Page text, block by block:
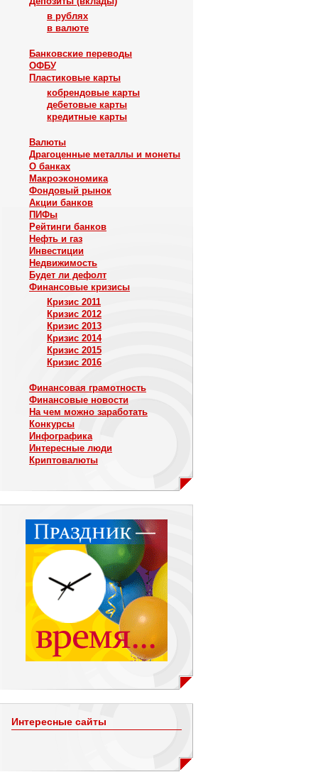
в рублях
в валюте
Банковские переводы
ОФБУ
Пластиковые карты
кобрендовые карты
дебетовые карты
кредитные карты
Валюты
Драгоценные металлы и монеты
О банках
Макроэкономика
Фондовый рынок
Акции банков
ПИФы
Рейтинги банков
Нефть и газ
Инвестиции
Недвижимость
Будет ли дефолт
Финансовые кризисы
Кризис 2011
Кризис 2012
Кризис 2013
Кризис 2014
Кризис 2015
Кризис 2016
Финансовая грамотность
Финансовые новости
На чем можно заработать
Конкурсы
Инфографика
Интересные люди
Криптовалюты
Интересные сайты